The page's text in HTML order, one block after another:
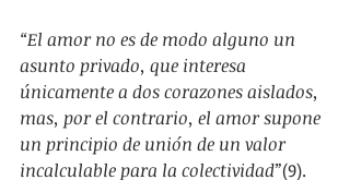
“El amor no es de modo alguno un
asunto privado, que interesa
únicamente a dos corazones aislados,
mas, por el contrario, el amor supone
un principio de unión de un valor
incalculable para la colectividad”(9).